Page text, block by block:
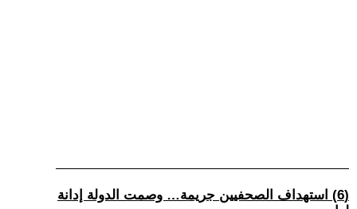
(6) استهداف الصحفيين جريمة… وصمت الدولة إدانة